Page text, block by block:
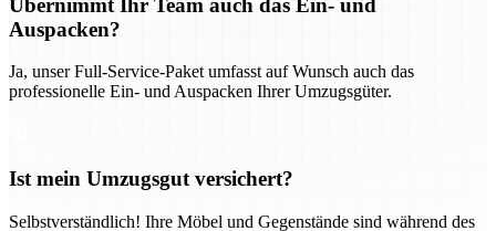
Auspacken?
Ja, unser Full-Service-Paket umfasst auf Wunsch auch das
professionelle Ein- und Auspacken Ihrer Umzugsgüter.
Ist mein Umzugsgut versichert?
Selbstverständlich! Ihre Möbel und Gegenstände sind während des